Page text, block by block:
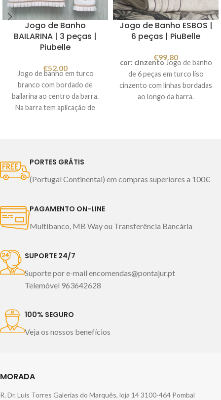
tornam esta almofada ideal
para pessoas com renite, asma
ou outros problemas
alérgicos.
Lavável na máquina a 40ºC.
algodão / interior - 100%
poliésterMedidas: 50x60cm,
50x70cm, 50x75cm, 60x60cm
e 65x65cm.Cor: branco
Jogo de Banho
BAILARINA | 3 peças |
Piubelle
€52.00
Jogo de banho em turco
branco com bordado de
bailarina ao centro da barra.
Na barra tem aplicação de
peças:
1 toalha de banho 100x150cm
Fabricado em Portugal
Imagem meramente
ilustrativa.
Jogo de Banho ESBOS |
6 peças | PiuBelle
€99.80
cor: cinzentoJogo de banho
de 6 peças em turco liso
cinzento com linhas bordadas
ao longo da barra.
2 toalhas de bidé 30x50cm
PORTES GRÁTIS
(Portugal Continental) em compras superiores a 100€
PAGAMENTO ON-LINE
Multibanco, MB Way ou Transferência Bancária
SUPORTE 24/7
Suporte por e-mail encomendas@pontajur.pt
Telemóvel 963642628
100% SEGURO
Veja os nossos benefícios
MORADA
R. Dr. Luís Torres Galerias do Marquês, loja 14 3100-464 Pombal